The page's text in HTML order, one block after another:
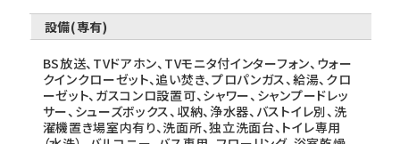
設備(専有)
BS放送、TVドアホン、TVモニタ付インターフォン、ウォー
クインクローゼット、追い焚き、プロパンガス、給湯、クロ
ーゼット、ガスコンロ設置可、シャワー、シャンプードレッ
サー、シューズボックス、収納、浄水器、バストイレ別、洗
濯機置き場室内有り、洗面所、独立洗面台、トイレ専用